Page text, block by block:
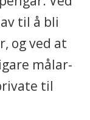
til å bli
og ved at
målar-
til